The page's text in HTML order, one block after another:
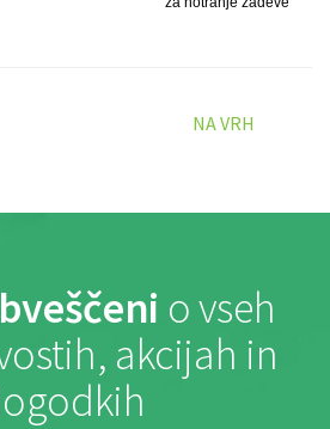
NA VRH
o vseh
akcijah in